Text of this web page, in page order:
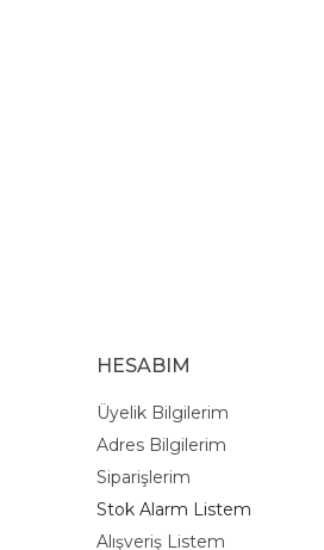
HESABIM
Üyelik Bilgilerim
Adres Bilgilerim
Siparişlerim
Stok Alarm Listem
Alışveriş Listem